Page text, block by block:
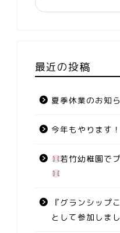
最近の投稿
夏季休業のお知
今年もやります
若竹幼稚園で
『グランシップ
として参加しま